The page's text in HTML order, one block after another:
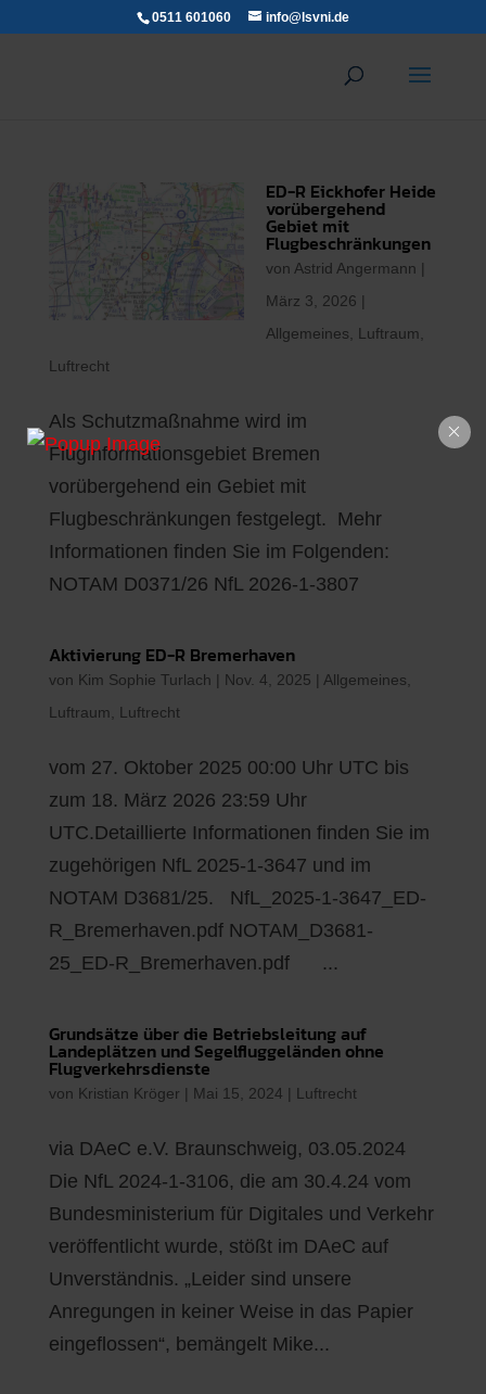
0511 601060 info@lsvni.de
ED-R Eickhofer Heide
vorübergehend
Gebiet mit
Flugbeschränkungen
von Astrid Angermann |
März 3, 2026 |
Allgemeines
Luftraum
Luftrecht
Als Schutzmaßnahme wird im
Fluginformationsgebiet Bremen
vorübergehend ein Gebiet mit
Flugbeschränkungen festgelegt. Mehr
Informationen finden Sie im Folgenden:
NOTAM D0371/26 NfL 2026-1-3807
Aktivierung ED-R Bremerhaven
von Kim Sophie Turlach | Nov. 4, 2025 | Allgemeines
Luftraum
Luftrecht
vom 27. Oktober 2025 00:00 Uhr UTC bis
zum 18. März 2026 23:59 Uhr
UTC.Detaillierte Informationen finden Sie im
zugehörigen NfL 2025-1-3647 und im
NOTAM D3681/25. NfL_2025-1-3647_ED-
R_Bremerhaven.pdf NOTAM_D3681-
25_ED-R_Bremerhaven.pdf ...
Grundsätze über die Betriebsleitung auf
Landeplätzen und Segelfluggeländen ohne
Flugverkehrsdienste
von Kristian Kröger | Mai 15, 2024 | Luftrecht
via DAeC e.V. Braunschweig, 03.05.2024
Die NfL 2024-1-3106, die am 30.4.24 vom
Bundesministerium für Digitales und Verkehr
veröffentlicht wurde, stößt im DAeC auf
Unverständnis. „Leider sind unsere
Anregungen in keiner Weise in das Papier
eingeflossen“, bemängelt Mike...